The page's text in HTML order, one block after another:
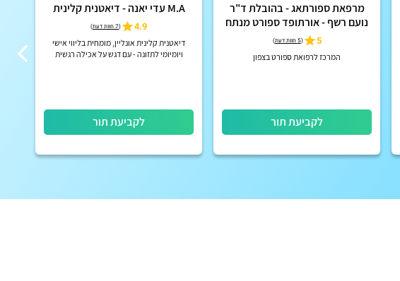
מרפאת ספורתאג - בהובלת ד"ר
נועם רשף - אורתופד ספורט מנתח
5
(5 חוות דעת )
המרכז לרפואת ספורט בצפון
לקביעת תור
M.A עדי יאנה - דיאטנית קלינית
4.9
(7 חוות דעת )
דיאטנית קלינית אונליין, מומחית בליווי אישי
ויומיומי לתזונה - עם דגש על אכילה רגשית
לקביעת תור